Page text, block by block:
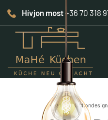
Hívjon most+36 70 318
Kezdőlap›Otthondesign